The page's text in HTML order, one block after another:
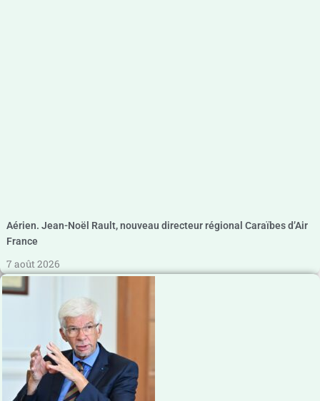
Aérien. Jean-Noël Rault, nouveau directeur régional Caraïbes d’Air
France
7 août 2026